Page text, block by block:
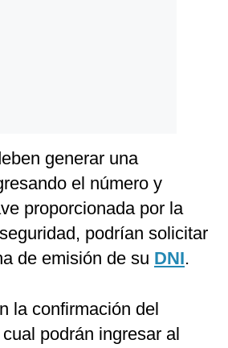
generar una
el número y
proporcionada por la
podrían solicitar
de emisión de su DNI.
la confirmación del
podrán ingresar al